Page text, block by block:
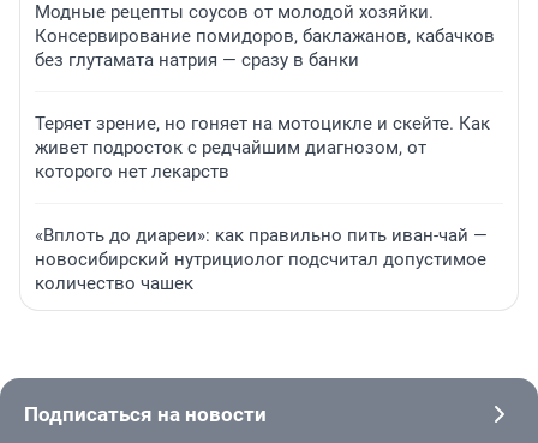
Модные рецепты соусов от молодой хозяйки.
Консервирование помидоров, баклажанов, кабачков
без глутамата натрия — сразу в банки
Теряет зрение, но гоняет на мотоцикле и скейте. Как
живет подросток с редчайшим диагнозом, от
которого нет лекарств
«Вплоть до диареи»: как правильно пить иван-чай —
новосибирский нутрициолог подсчитал допустимое
количество чашек
Подписаться на новости